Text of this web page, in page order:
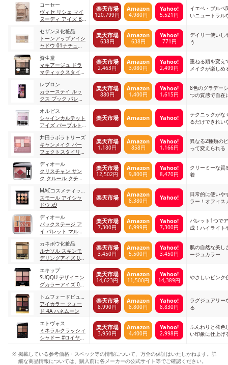
ョコラ
コーセー
ヴィセ リシェ マイ
ヌーディ アイズ BE-
ュ系
楽天市場
120,799円
Amazon
4,980円
Yahoo!
5,521円
イエベ・ブルベ
いニュートラル
セザンヌ化粧品
トーンアップアイシ
ャドウ 01ナチュラ
楽天市場
638円
Amazon
638円
Yahoo!
771円
デイリー使いし
う
資生堂
マキアージュ ドラ
マティックスタイリ
ダークエスプレッソ
楽天市場
2,463円
Amazon
3,080円
Yahoo!
2,499円
重ねる順を変え
メイクが楽しめ
レブロン
カラーステイ ルッ
クス ブック パレッ
楽天市場
880円
Amazon
1,400円
Yahoo!
1,615円
8色のグラデー
つの質感で自在
オルビス
シャインカルテット
アイズ パープルト
楽天市場 Amazon Yahoo!
テクニックがな
るだけできれい
井田ラボラトリーズ
キャンメイク パー
フェクトスタイリス
コットピーチ
楽天市場
1,180円
Amazon
858円
Yahoo!
1,166円
異なる2種類の
って変えられる
ディオール
クリスチャン サン
ク クルール クチュ
トラファルガー
楽天市場
12,502円
Amazon
9,800円
Yahoo!
8,470円
クリーミーな質
着
MACコスメティック
ス
スモール アイシャ
ドウ x9
楽天市場 Amazon
8,380円 Yahoo!
日常的に使いや
ラー！オフィス
ディオール
バックステージ ア
イ パレット マルチ
楽天市場
7,300円
Amazon
6,999円
Yahoo!
7,300円
パレット1つで
成！ハイライト
カネボウ化粧品
ルナソル スキンモ
デリングアイズ 01
楽天市場
3,450円
Amazon
5,500円
Yahoo!
3,450円
肌の自然な美し
ージュカラー
エキップ
SUQQU デザイニン
グカラーアイズ 04
楽天市場
14,623円
Amazon
11,500円
Yahoo!
14,389円 やさしいピンク
トムフォードビュー
ティ
アイカラー クォー
ド 4A ハネムーン
楽天市場
8,990円
Amazon
8,800円
Yahoo!
8,830円
ラグジュアリー
る
エトヴォス
ミネラルクラッシィ
シャドー #ロイヤル
楽天市場
3,950円
Amazon
4,400円
Yahoo!
2,998円
ふんわりと発色
い印象に仕上げ
掲載している参考価格・スペック等の情報について、万全の保証はいたしかねます。詳
細な商品情報については、購入前に各メーカーの公式サイト等でご確認ください。